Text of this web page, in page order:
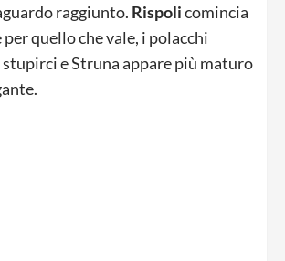
raggiunto. Rispolicomincia
quello che vale, i polacchi
e Struna appare più maturo